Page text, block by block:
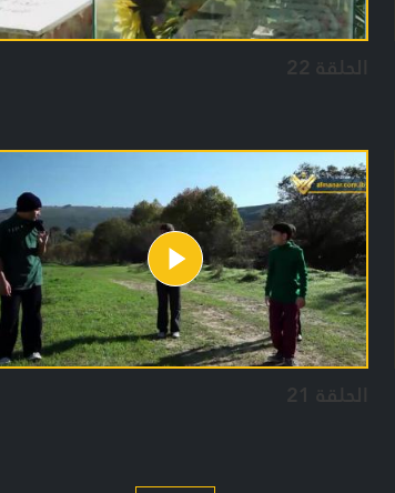
الحلقة 22
الحلقة 21